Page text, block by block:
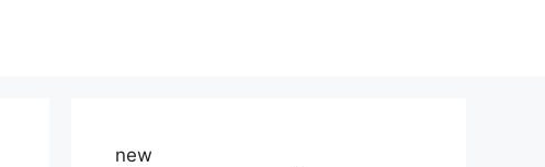
new